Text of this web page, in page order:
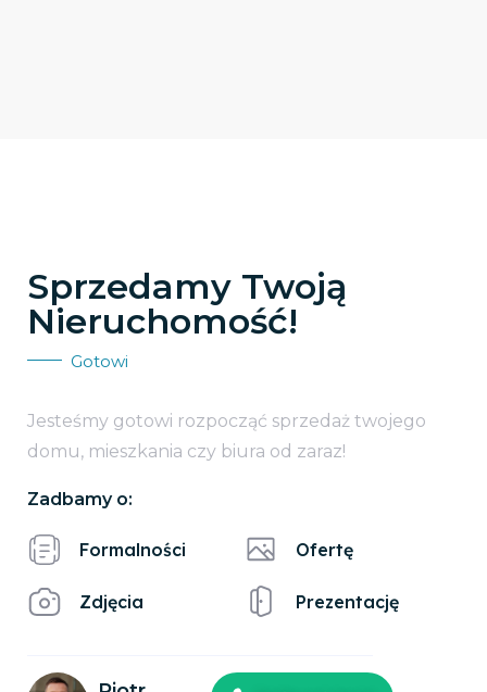
Sprzedamy Twoją
Nieruchomość!
Gotowi
Jesteśmy gotowi rozpocząć sprzedaż twojego
domu, mieszkania czy biura od zaraz!
Zadbamy o:
Formalności
Zdjęcia
Ofertę
Prezentację